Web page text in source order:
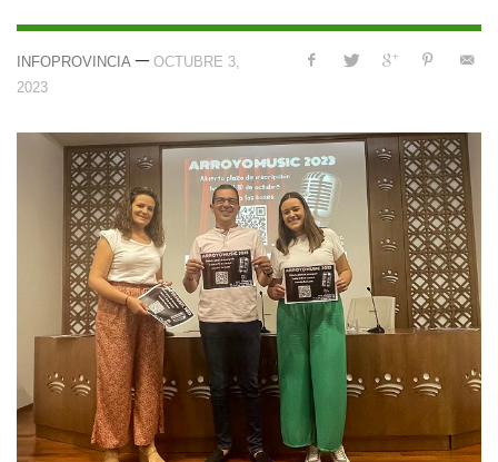
INFOPROVINCIA — OCTUBRE 3,
2023